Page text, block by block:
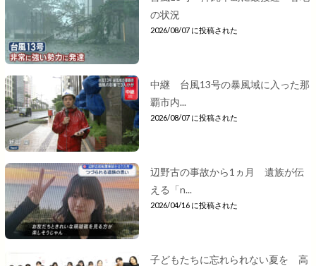
の状況
2026/08/07 に投稿された
中継 台風13号の暴風域に入った那
覇市内...
2026/08/07 に投稿された
辺野古の事故から1ヵ月 遺族が伝
える「n...
2026/04/16 に投稿された
子どもたちに忘れられない夏を 高